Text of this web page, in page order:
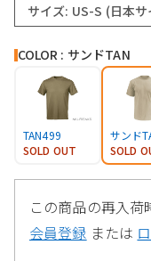
サイズ: US-S (日本サ
COLOR : サンドTAN
TAN499
SOLD OUT
サンド
SOLD
この商品の再入
会員登録 または